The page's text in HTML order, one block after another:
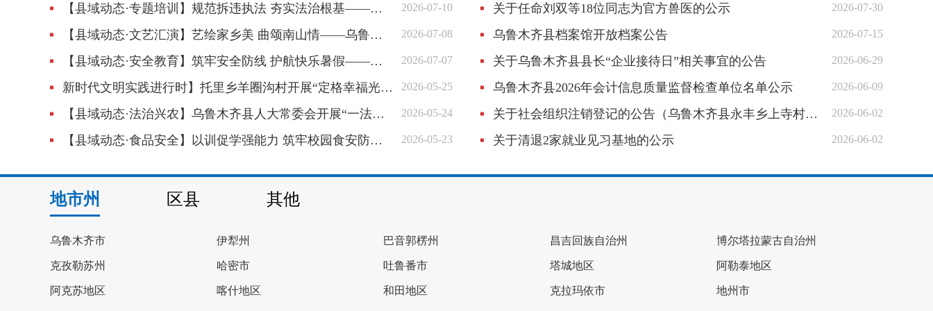
2026-07-10
【县域动态·专题培训】规范拆违执法 夯实法治根基——乌鲁木齐县强制拆除法治实务专题培训班圆满举办
2026-07-08
【县域动态·文艺汇演】艺绘家乡美 曲颂南山情——乌鲁木齐县“美丽家乡”文艺汇演暨第二届民间艺术节目展演活动圆满举办
2026-07-07
【县域动态·安全教育】筑牢安全防线 护航快乐暑假——乌鲁木齐县开展暑期前安全“最后一课”文明实践活动
2026-05-25
新时代文明实践进行时】托里乡羊圈沟村开展“定格幸福光影·培育文明新风”公益免费摄影与移风易俗主题活动
2026-05-24
【县域动态·法治兴农】乌鲁木齐县人大常委会开展“一法一条例”执法检查 以法治护航乡村全面振兴
2026-05-23
【县域动态·食品安全】以训促学强能力 筑牢校园食安防线——乌鲁木齐县市场监督管理局抓实业务培训，守护师生舌尖安全
2026-07-30
关于任命刘双等18位同志为官方兽医的公示
2026-07-15
乌鲁木齐县档案馆开放档案公告
2026-06-29
关于乌鲁木齐县县长“企业接待日”相关事宜的公告
2026-06-09
乌鲁木齐县2026年会计信息质量监督检查单位名单公示
2026-06-02
关于社会组织注销登记的公告（乌鲁木齐县永丰乡上寺村农民用水者协会）
2026-06-02
关于清退2家就业见习基地的公示
地市州 区县 其他
乌鲁木齐市 伊犁州 巴音郭楞州 昌吉回族自治州 博尔塔拉蒙古自治州
克孜勒苏州 哈密市 吐鲁番市 塔城地区 阿勒泰地区
阿克苏地区 喀什地区 和田地区 克拉玛依市 地州市